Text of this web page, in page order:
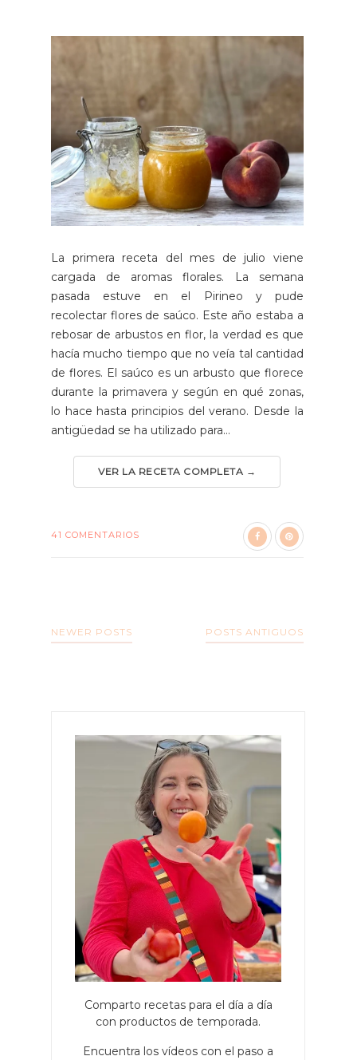
La primera receta del mes de julio viene
cargada de aromas florales. La semana
pasada estuve en el Pirineo y pude
recolectar flores de saúco. Este año estaba a
rebosar de arbustos en flor, la verdad es que
hacía mucho tiempo que no veía tal cantidad
de flores. El saúco es un arbusto que florece
durante la primavera y según en qué zonas,
lo hace hasta principios del verano. Desde la
antigüedad se ha utilizado para...
VER LA RECETA COMPLETA →
41 COMENTARIOS
NEWER POSTS POSTS ANTIGUOS
Comparto recetas para el día a día
con productos de temporada.
Encuentra los vídeos con el paso a